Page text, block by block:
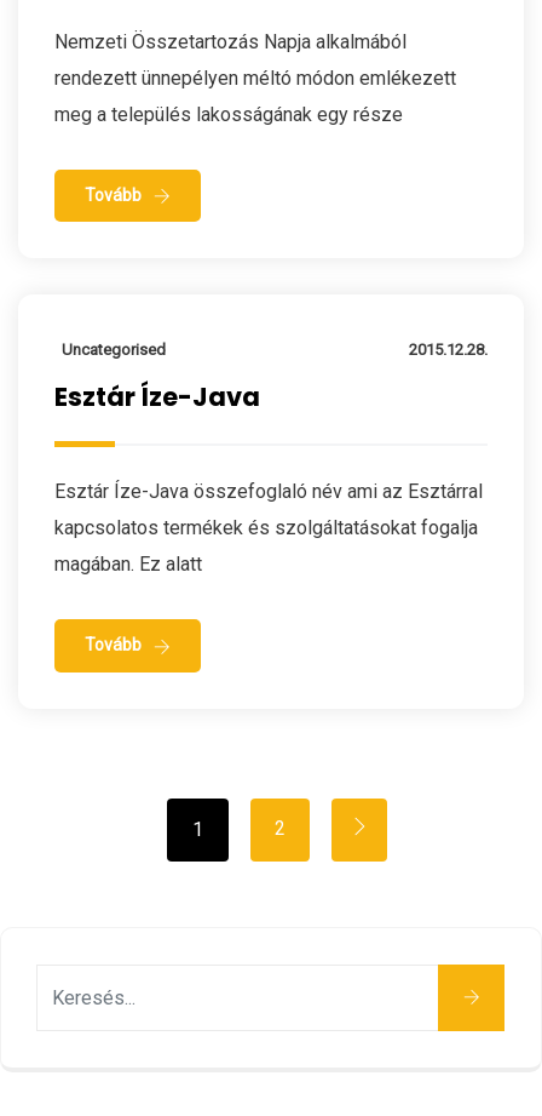
Nemzeti Összetartozás Napja alkalmából
rendezett ünnepélyen méltó módon emlékezett
meg a település lakosságának egy része
Tovább
Uncategorised 2015.12.28.
Esztár Íze-Java
Esztár Íze-Java összefoglaló név ami az Esztárral
kapcsolatos termékek és szolgáltatásokat fogalja
magában. Ez alatt
Tovább
1 2